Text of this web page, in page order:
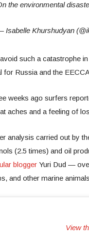
the environmental
Isabelle Khurshudyan
avoid such a catastrophe
for Russia and the
weeks ago surfers
aches and a feeling of
analysis carried out by
(2.5 times) and oil
blogger Yuri Dud —
and other marine
View